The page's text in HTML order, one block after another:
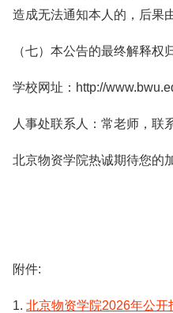
造成无法通知本人的，后果
（七）本公告的最终解释权
学校网址：http://
人事处联系人：常老师，联
北京物资学院热诚期待您的
附件:
1. 北京物资学院2026年公